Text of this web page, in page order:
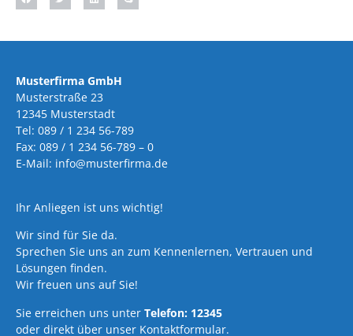
Musterfirma GmbH
Musterstraße 23
12345 Musterstadt
Tel: 089 / 1 234 56-789
Fax: 089 / 1 234 56-789 – 0
E-Mail: info@musterfirma.de
Ihr Anliegen ist uns wichtig!
Wir sind für Sie da.
Sprechen Sie uns an zum Kennenlernen, Vertrauen und
Lösungen finden.
Wir freuen uns auf Sie!
Sie erreichen uns unter Telefon: 12345
oder direkt über unser Kontaktformular.